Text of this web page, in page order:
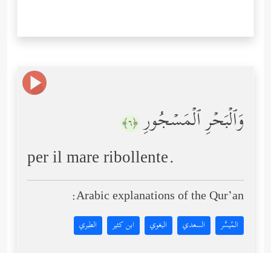
وَٱلۡبَحۡرِ ٱلۡمَسۡجُورِ ﴿٦﴾
per il mare ribollente.
Arabic explanations of the Qur’an:
المُيسَّر السعدي البغوي ابن كثير الطبري